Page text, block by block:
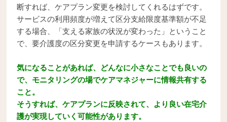
断すれば、ケアプラン変更を検討してくれるはずです。
サービスの利用頻度が増えて区分支給限度基準額が不足
する場合、「支える家族の状況が変わった」ということ
で、要介護度の区分変更を申請するケースもあります。
気になることがあれば、どんなに小さなことでも良いの
で、モニタリングの場でケアマネジャーに情報共有する
こと。
そうすれば、ケアプランに反映されて、より良い在宅介
護が実現していく可能性があります。